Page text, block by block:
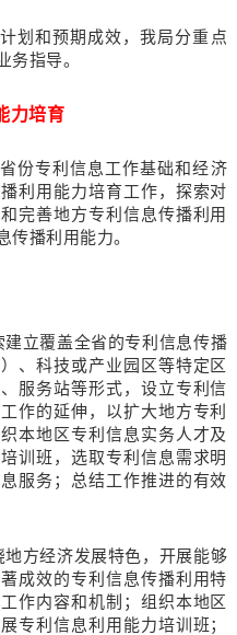
和预期成效，我局分重点
务指导。
力培育
专利信息工作基础和经济
利用能力培育工作，探索对
完善地方专利信息传播利用
传播利用能力。
立覆盖全省的专利信息传播
、科技或产业园区等特定区
服务站等形式，设立专利信
作的延伸，以扩大地方专利
本地区专利信息实务人才及
训班，选取专利信息需求明
服务；总结工作推进的有效
方经济发展特色，开展能够
成效的专利信息传播利用特
作内容和机制；组织本地区
专利信息利用能力培训班；